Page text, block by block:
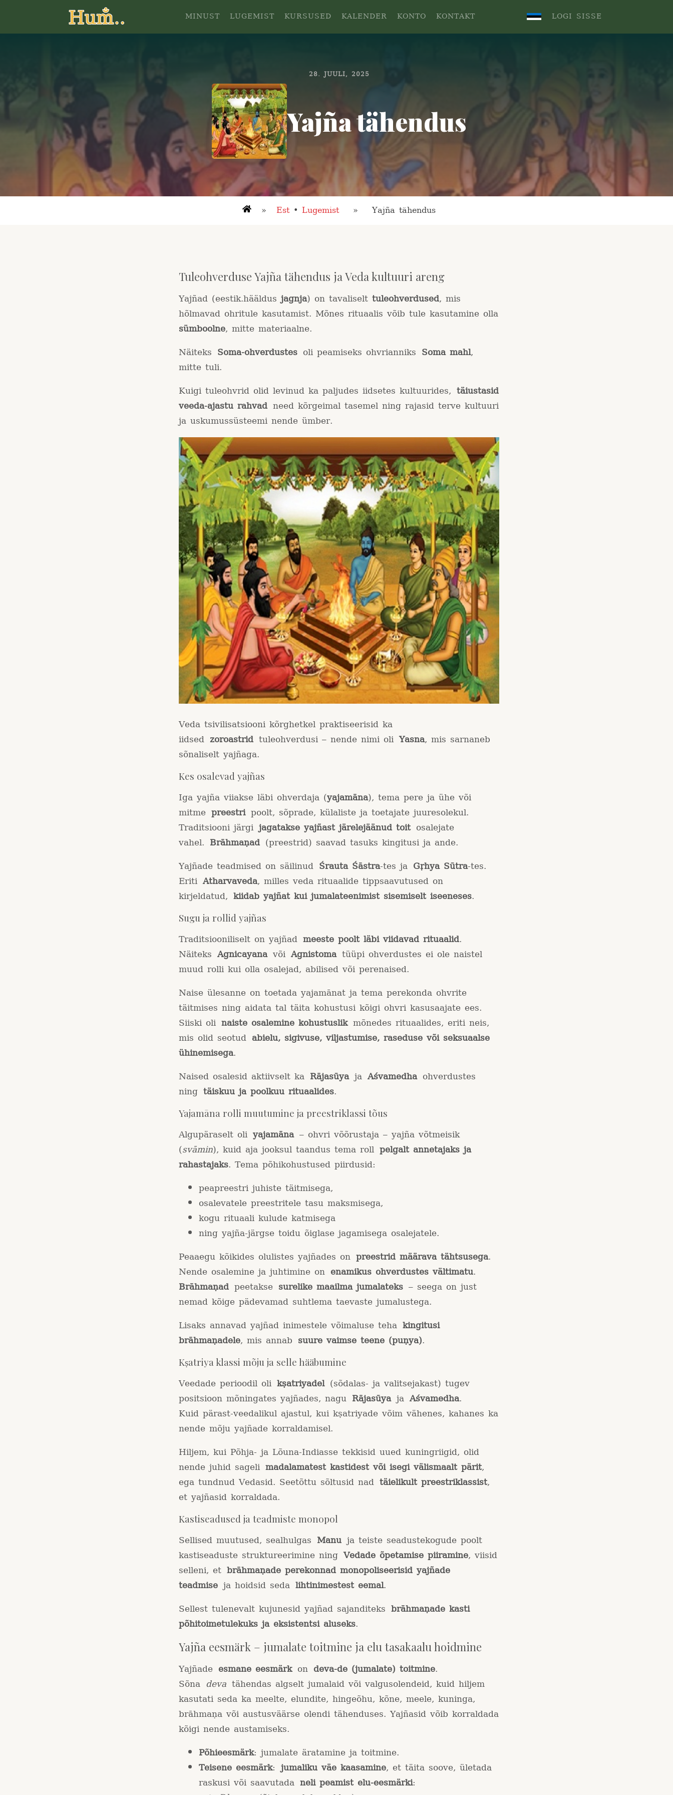
MINUST LUGEMIST KURSUSED KALENDER KONTO KONTAKT . LOGI SISSE
28. JUULI, 2025
Yajña tähendus
» Est• Lugemist» Yajña tähendus
Tuleohverduse Yajña tähendus ja Veda kultuuri areng
Yajñad (eestik.hääldusjagnja) on tavaliselt tuleohverdused, mis
hõlmavad ohritule kasutamist. Mõnes rituaalis võib tule kasutamine olla
sümboolne, mitte materiaalne.
Näiteks Soma-ohverdustes oli peamiseks ohvrianniks Soma mahl,
mitte tuli.
Kuigi tuleohvrid olid levinud ka paljudes iidsetes kultuurides, täiustasid
veeda-ajastu rahvad need kõrgeimal tasemel ning rajasid terve kultuuri
ja uskumussüsteemi nende ümber.
Veda tsivilisatsiooni kõrghetkel praktiseerisid ka
iidsed zoroastrid tuleohverdusi – nende nimi oliYasna, mis sarnaneb
sõnaliselt yajñaga.
Kes osalevad yajñas
Iga yajña viiakse läbi ohverdaja (yajamāna), tema pere ja ühe või
mitme preestripoolt, sõprade, külaliste ja toetajate juuresolekul.
Traditsiooni järgijagatakse yajñast järelejäänud toitosalejate
vahel. Brāhmaṇad (preestrid) saavad tasuks kingitusi ja ande.
Yajñade teadmised on säilinud Śrauta Śāstra-tes ja Gṛhya Sūtra-tes.
Eriti Atharvaveda, milles veda rituaalide tippsaavutused on
kirjeldatud, kiidab yajñat kui jumalateenimist sisemiselt iseeneses.
Sugu ja rollid yajñas
Traditsiooniliselt on yajñad meeste poolt läbi viidavad rituaalid.
Näiteks Agnicayanavõi Agnistomatüüpi ohverdustes ei ole naistel
muud rolli kui olla osalejad, abilised või perenaised.
Naise ülesanne on toetada yajamānat ja tema perekonda ohvrite
täitmises ning aidata tal täita kohustusi kõigi ohvri kasusaajate ees.
Siiski oli naiste osalemine kohustuslikmõnedes rituaalides, eriti neis,
mis olid seotud abielu, sigivuse, viljastumise, raseduse või seksuaalse
ühinemisega.
Naised osalesid aktiivselt ka Rājasūyaja Aśvamedhaohverdustes
ning täiskuu ja poolkuu rituaalides.
Yajamāna rolli muutumine ja preestriklassi tõus
Algupäraselt oli yajamāna– ohvri võõrustaja – yajña võtmeisik
(svāmin), kuid aja jooksul taandus tema roll pelgalt annetajaks ja
rahastajaks. Tema põhikohustused piirdusid:
peapreestri juhiste täitmisega,
osalevatele preestritele tasu maksmisega,
kogu rituaali kulude katmisega
ning yajña-järgse toidu õiglase jagamisega osalejatele.
Peaaegu kõikides olulistes yajñades on preestrid määrava tähtsusega.
Nende osalemine ja juhtimine on enamikus ohverdustes vältimatu.
Brāhmaṇad peetakse surelike maailma jumalateks – seega on just
nemad kõige pädevamad suhtlema taevaste jumalustega.
Lisaks annavad yajñad inimestele võimaluse teha kingitusi
brāhmaṇadele, mis annab suure vaimse teene (puṇya).
Kṣatriya klassi mõju ja selle hääbumine
Veedade perioodil oli kṣatriyadel(sõdalas- ja valitsejakast) tugev
positsioon mõningates yajñades, nagu Rājasūyaja Aśvamedha.
Kuid pärast-veedalikul ajastul, kui kṣatriyade võim vähenes, kahanes ka
nende mõju yajñade korraldamisel.
Hiljem, kui Põhja- ja Lõuna-Indiasse tekkisid uued kuningriigid, olid
nende juhid sageli madalamatest kastidest või isegi välismaalt pärit,
ega tundnud Vedasid. Seetõttu sõltusid nad täielikult preestriklassist,
et yajñasid korraldada.
Kastiseadused ja teadmiste monopol
Sellised muutused, sealhulgas Manu ja teiste seadustekogude poolt
kastiseaduste struktureerimine ningVedade õpetamise piiramine, viisid
selleni, et brāhmaṇade perekonnad monopoliseerisid yajñade
teadmise ja hoidsid seda lihtinimestest eemal.
Sellest tulenevalt kujunesid yajñad sajanditeks brāhmaṇade kasti
põhitoimetulekuks ja eksistentsi aluseks.
Yajña eesmärk – jumalate toitmine ja elu tasakaalu hoidmine
Yajñade esmane eesmärkon deva-de (jumalate) toitmine.
Sõna deva tähendas algselt jumalaid või valgusolendeid, kuid hiljem
kasutati seda ka meelte, elundite, hingeõhu, kõne, meele, kuninga,
brāhmaṇa või austusväärse olendi tähenduses. Yajñasid võib korraldada
kõigi nende austamiseks.
Põhieesmärk: jumalate äratamine ja toitmine.
Teisene eesmärk:jumaliku väe kaasamine, et täita soove, ületada
raskusi või saavutada neli peamist elu-eesmärki: